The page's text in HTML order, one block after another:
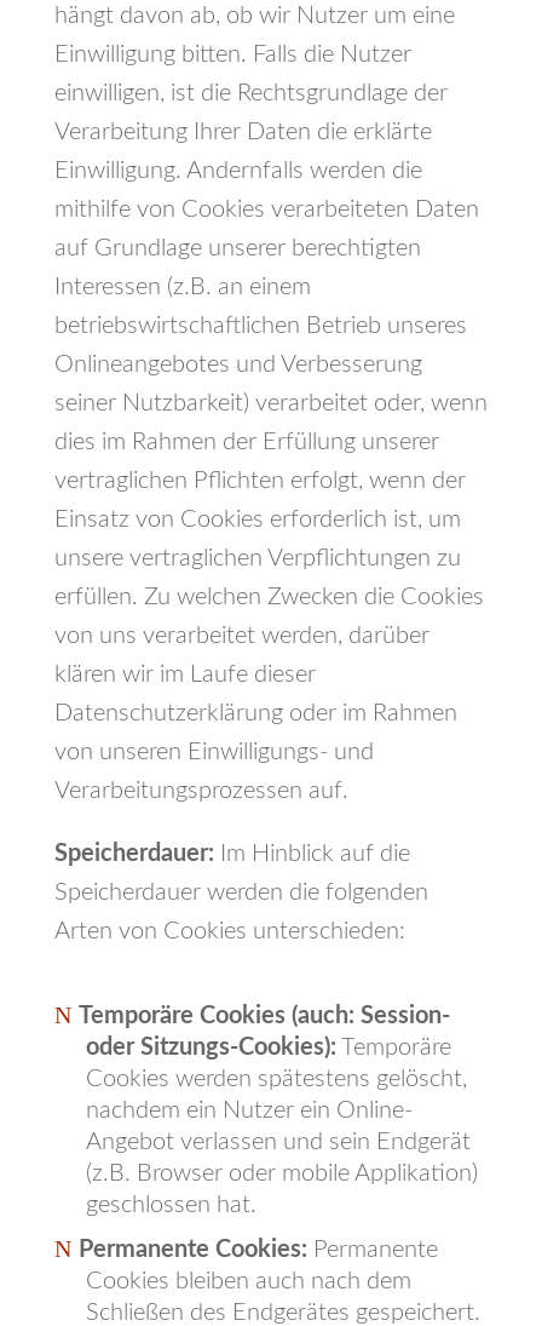
hängt davon ab, ob wir Nutzer um eine
Einwilligung bitten. Falls die Nutzer
einwilligen, ist die Rechtsgrundlage der
Verarbeitung Ihrer Daten die erklärte
Einwilligung. Andernfalls werden die
mithilfe von Cookies verarbeiteten Daten
auf Grundlage unserer berechtigten
Interessen (z.B. an einem
betriebswirtschaftlichen Betrieb unseres
Onlineangebotes und Verbesserung
seiner Nutzbarkeit) verarbeitet oder, wenn
dies im Rahmen der Erfüllung unserer
vertraglichen Pflichten erfolgt, wenn der
Einsatz von Cookies erforderlich ist, um
unsere vertraglichen Verpflichtungen zu
erfüllen. Zu welchen Zwecken die Cookies
von uns verarbeitet werden, darüber
klären wir im Laufe dieser
Datenschutzerklärung oder im Rahmen
von unseren Einwilligungs- und
Verarbeitungsprozessen auf.
Speicherdauer: Im Hinblick auf die
Speicherdauer werden die folgenden
Arten von Cookies unterschieden:
Temporäre Cookies (auch: Session-
oder Sitzungs-Cookies): Temporäre
Cookies werden spätestens gelöscht,
nachdem ein Nutzer ein Online-
Angebot verlassen und sein Endgerät
(z.B. Browser oder mobile Applikation)
geschlossen hat.
Permanente Cookies: Permanente
Cookies bleiben auch nach dem
Schließen des Endgerätes gespeichert.